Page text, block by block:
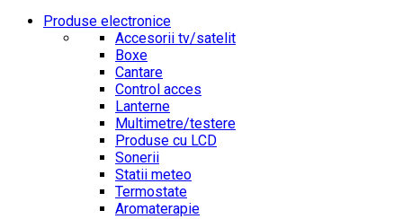
Produse electronice
Accesorii tv/satelit
Boxe
Cantare
Control acces
Lanterne
Multimetre/testere
Produse cu LCD
Sonerii
Statii meteo
Termostate
Aromaterapie